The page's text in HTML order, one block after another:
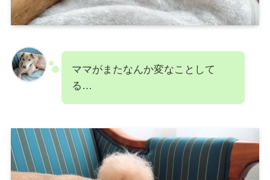
ママがまたなんか変なことして
る…